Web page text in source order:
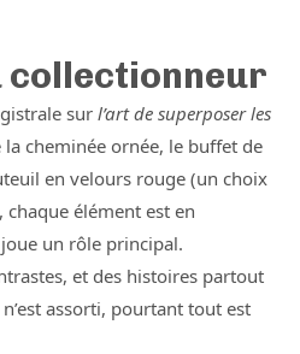
collectionneur
sur l’art de superposer les
la cheminée ornée, le buffet de
en velours rouge (un choix
élément est en
un rôle principal.
et des histoires partout
assorti, pourtant tout est